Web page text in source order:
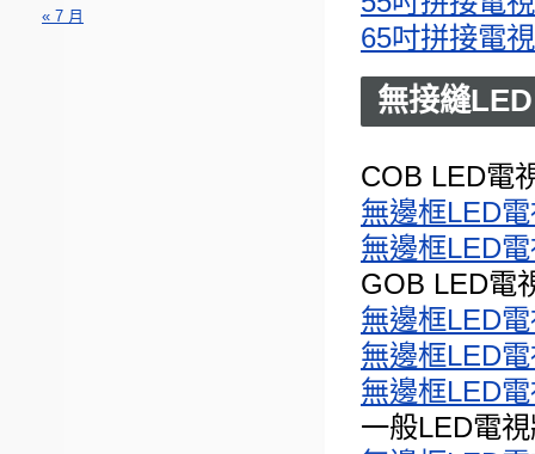
65吋拼接電
無接縫
COB LED電
無邊框LED
無邊框LED
GOB LED電
無邊框LED
無邊框LED
無邊框LED
一般LED電
« 7 月